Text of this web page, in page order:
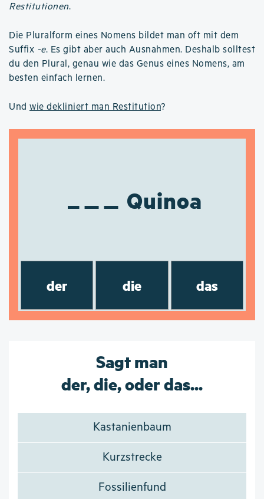
Restitutionen.
Die Pluralform eines Nomens bildet man oft mit dem
Suffix -e. Es gibt aber auch Ausnahmen. Deshalb solltest
du den Plural, genau wie das Genus eines Nomens, am
besten einfach lernen.
Und wie dekliniert man Restitution?
Quinoa
der die das
Sagt man
der, die, oder das...
Kastanienbaum
Kurzstrecke
Fossilienfund